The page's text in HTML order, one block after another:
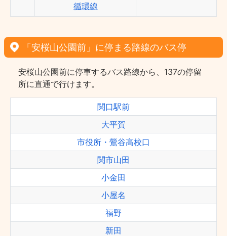
循環線
「安桜山公園前」に停まる路線のバス停
安桜山公園前に停車するバス路線から、137の停留
所に直通で行けます。
関口駅前
大平賀
市役所・鶯谷高校口
関市山田
小金田
小屋名
福野
新田